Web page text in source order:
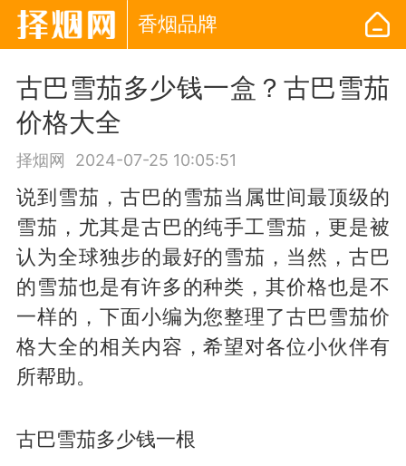
香烟品牌
古巴雪茄多少钱一盒？古巴雪茄
价格大全
择烟网 2024-07-25 10:05:51
说到雪茄，古巴的雪茄当属世间最顶级的
雪茄，尤其是古巴的纯手工雪茄，更是被
认为全球独步的最好的雪茄，当然，古巴
的雪茄也是有许多的种类，其价格也是不
一样的，下面小编为您整理了古巴雪茄价
格大全的相关内容，希望对各位小伙伴有
所帮助。
古巴雪茄多少钱一根